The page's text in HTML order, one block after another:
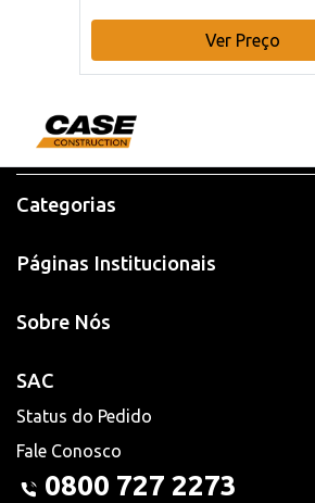
Ver Preço
Categorias
Páginas Institucionais
Sobre Nós
SAC
Status do Pedido
Fale Conosco
0800 727 2273